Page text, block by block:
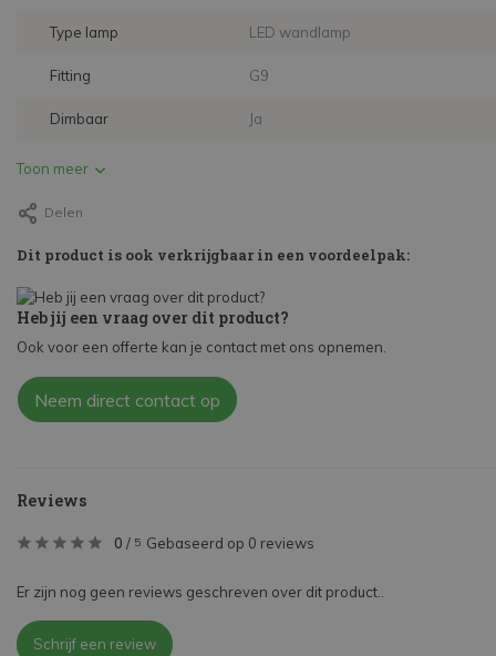
Type lamp LED wandlamp
Fitting G9
Dimbaar Ja
Toon meer
Delen
Dit product is ook verkrijgbaar in een voordeelpak:
Heb jij een vraag over dit product?
Ook voor een offerte kan je contact met ons opnemen.
Neem direct contact op
Reviews
0 / 5 Gebaseerd op 0 reviews
Er zijn nog geen reviews geschreven over dit product..
Schrijf een review